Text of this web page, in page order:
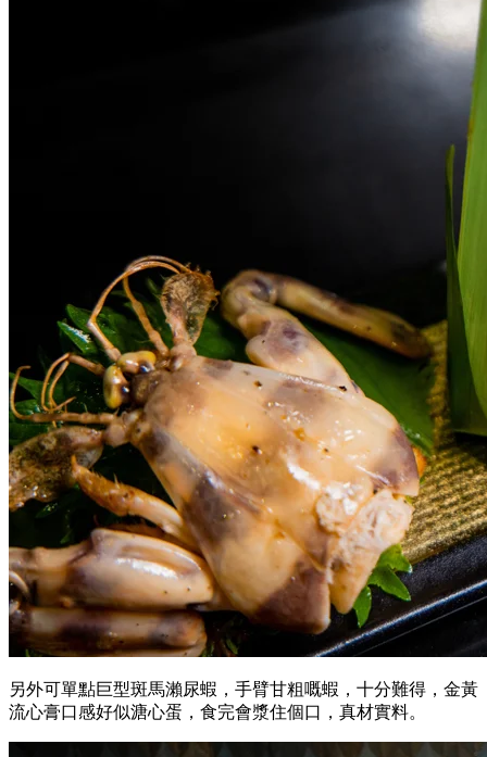
仲有焦糖青檸鵝肝多士、蘭王蛋櫻花蝦炒飯，配埋沙律、漬
物、湯、甜品共11款食物。